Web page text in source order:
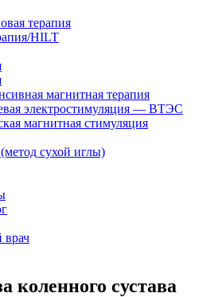
терапия
HILT
магнитная терапия
электростимуляция — ВТЭС
магнитная стимуляция
сухой иглы)
коленного сустава